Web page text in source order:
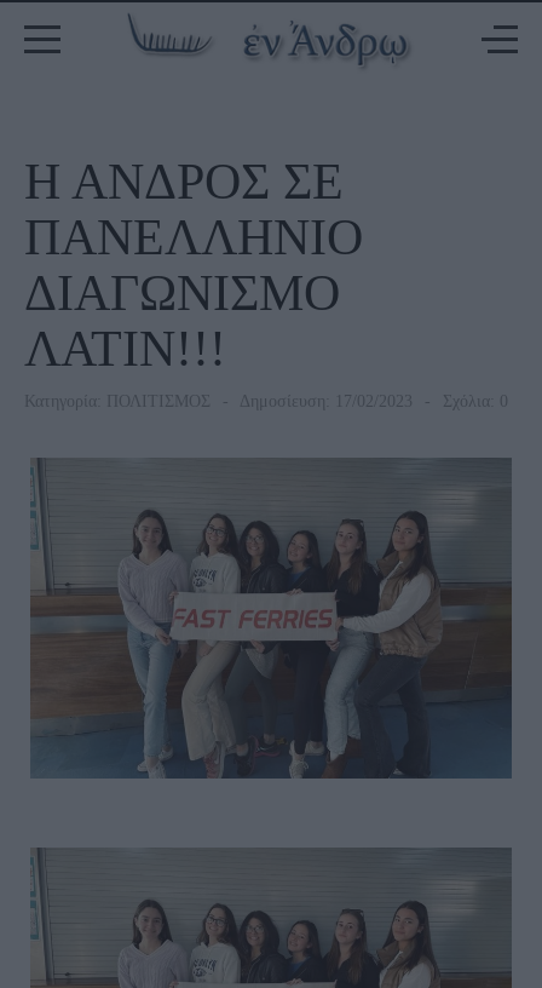
Η ΑΝΔΡΟΣ ΣΕ
ΠΑΝΕΛΛΗΝΙΟ
ΔΙΑΓΩΝΙΣΜΟ
ΛΑΤΙΝ!!!
Κατηγορία: ΠΟΛΙΤΙΣΜΟΣ Δημοσίευση: 17/02/2023 Σχόλια: 0